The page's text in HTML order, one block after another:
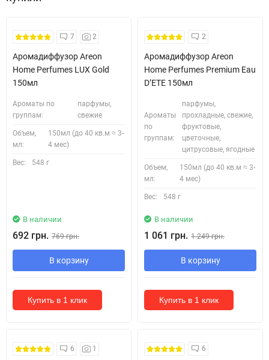
7 2
Аромадиффузор Areon
Home Perfumes LUX Gold
150мл
Ароматы по
группам:
парфумы,
свежие
Объем,
мл:
150мл (до 40 кв.м ≈ 3-
4 мес)
Вес: 548 г
В наличии
692 грн. 769 грн.
В корзину
Купить в 1 клик
2
Аромадиффузор Areon
Home Perfumes Premium Eau
D’ETE 150мл
Ароматы
по
группам:
парфумы,
прохладные, свежие,
фруктовые,
цветочные,
цитрусовые, ягодные
Объем,
мл:
150мл (до 40 кв.м ≈ 3-
4 мес)
Вес: 548 г
В наличии
1 061 грн. 1 249 грн.
В корзину
Купить в 1 клик
6 1 6